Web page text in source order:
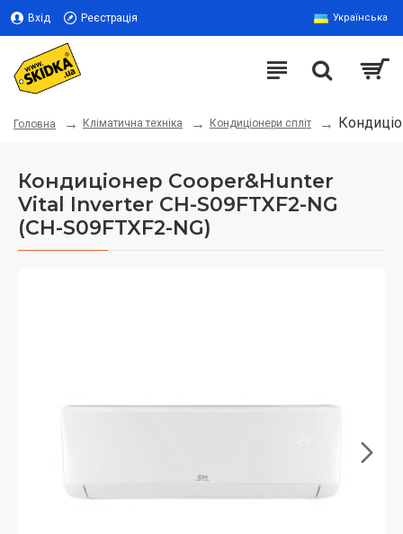
Вхід Реєстрація Українська
Головна Кліматична техніка Кондиціонери спліт
Кондиціонер Cooper&Hunter
Vital Inverter CH-S09FTXF2-NG
(CH-S09FTXF2-NG)